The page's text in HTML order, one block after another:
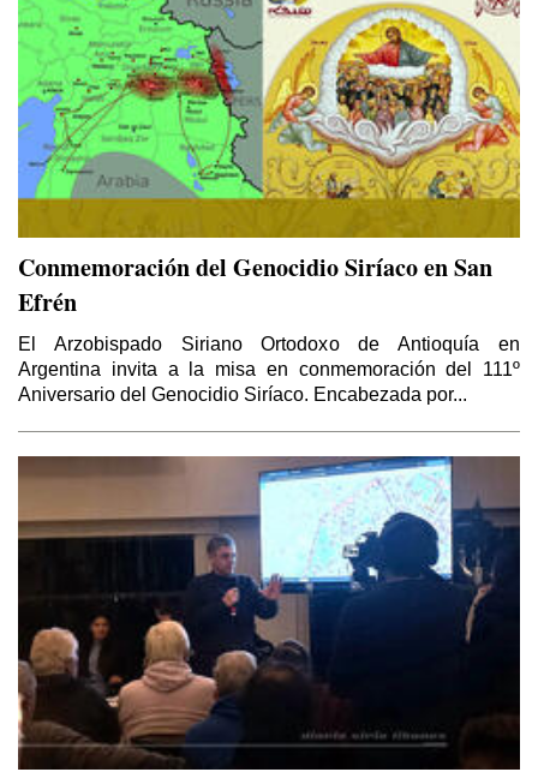
Conmemoración del Genocidio Siríaco en San
Efrén
El Arzobispado Siriano Ortodoxo de Antioquía en
Argentina invita a la misa en conmemoración del 111º
Aniversario del Genocidio Siríaco. Encabezada por...